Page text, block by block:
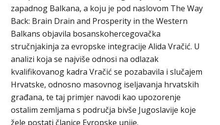
zapadnog Balkana, a koju je pod naslovom The Way
Back: Brain Drain and Prosperity in the Western
Balkans objavila bosanskohercegovačka
stručnjakinja za evropske integracije Alida Vračić. U
analizi koja se najviše odnosi na odlazak
kvalifikovanog kadra Vračić se pozabavila i slučajem
Hrvatske, odnosno masovnog iseljavanja hrvatskih
građana, te taj primjer navodi kao upozorenje
ostalim zemljama s područja bivše Jugoslavije koje
žele postati članice Evropske unije.